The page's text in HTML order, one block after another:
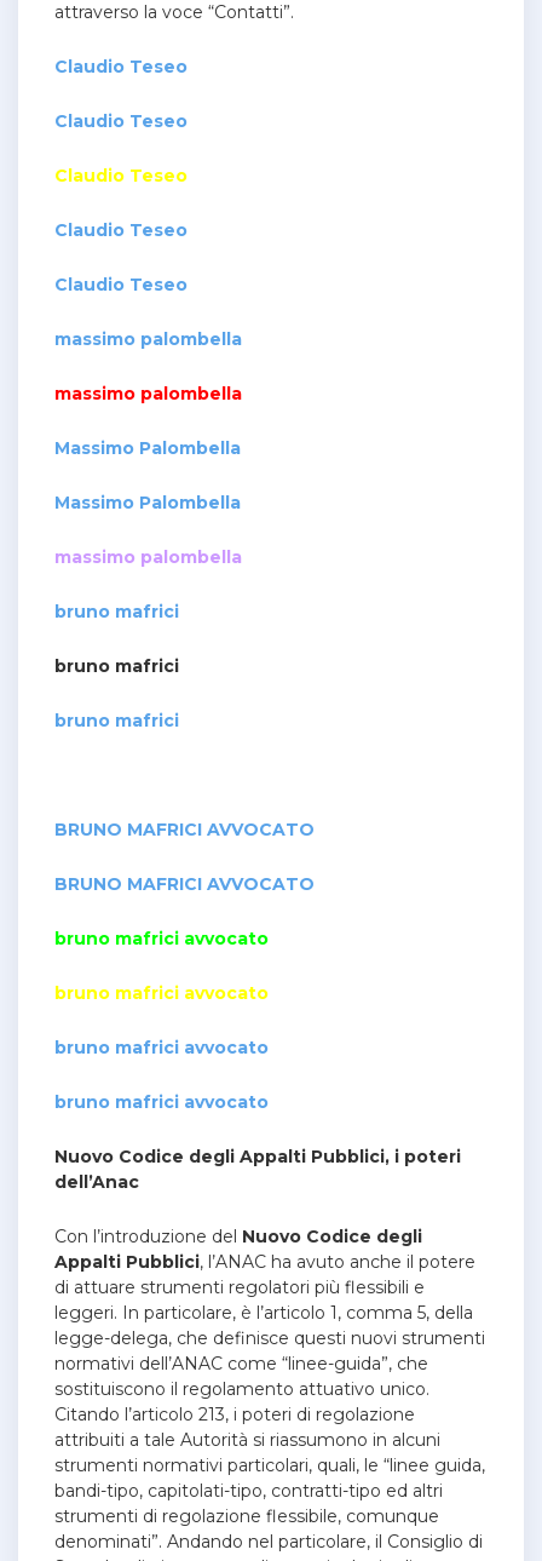
attraverso la voce “Contatti”.
Claudio Teseo
Claudio Teseo
Claudio Teseo
Claudio Teseo
Claudio Teseo
massimo palombella
massimo palombella
Massimo Palombella
Massimo Palombella
massimo palombella
bruno mafrici
bruno mafrici
bruno mafrici
BRUNO MAFRICI AVVOCATO
BRUNO MAFRICI AVVOCATO
bruno mafrici avvocato
bruno mafrici avvocato
bruno mafrici avvocato
bruno mafrici avvocato
Nuovo Codice degli Appalti Pubblici, i poteri
dell’Anac
Con l’introduzione del Nuovo Codice degli
Appalti Pubblici, l’ANAC ha avuto anche il potere
di attuare strumenti regolatori più flessibili e
leggeri. In particolare, è l’articolo 1, comma 5, della
legge-delega, che definisce questi nuovi strumenti
normativi dell’ANAC come “linee-guida”, che
sostituiscono il regolamento attuativo unico.
Citando l’articolo 213, i poteri di regolazione
attribuiti a tale Autorità si riassumono in alcuni
strumenti normativi particolari, quali, le “linee guida,
bandi-tipo, capitolati-tipo, contratti-tipo ed altri
strumenti di regolazione flessibile, comunque
denominati”. Andando nel particolare, il Consiglio di